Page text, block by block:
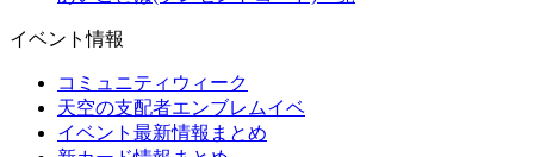
イベント情報
コミュニティウィーク
天空の支配者エンブレムイベ
イベント最新情報まとめ